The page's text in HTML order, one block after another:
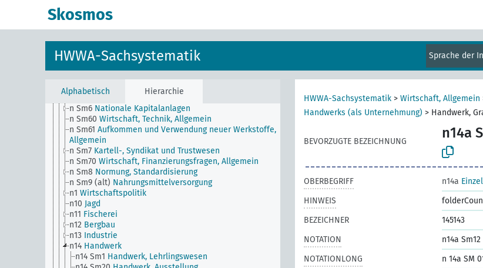
Skosmos
HWWA-Sachsystematik Sprache der
Alphabetisch Hierarchie
n Sm51 Verteilung der Zahlungstermine
n Sm54 Konjunkturbeobachtung, Allgemein
Public Utilities (der Öffentlichkeit
n Sm56 Gefangenenarbeit, Zwangsarbeit
n Sm59
n Sm6 Nationale Kapitalanlagen
n Sm60 Wirtschaft, Technik, Allgemein
n Sm61 Aufkommen und Verwendung neuer Werkstoffe,
Allgemein
n Sm7 Kartell-, Syndikat und Trustwesen
n Sm70 Wirtschaft, Finanzierungsfragen, Allgemein
n Sm8 Normung, Standardisierung
n Sm9 (alt) Nahrungsmittelversorgung
n1 Wirtschaftspolitik
n10 Jagd
n11 Fischerei
n12 Bergbau
n13 Industrie
n14 Handwerk
n14 Sm1 Handwerk, Lehrlingswesen
HWWA-Sachsystematik > Wirtschaft, Allgemein
Handwerks (als Unternehmung) > Handwerk,
BEVORZUGTE BEZEICHNUNG
n14a
OBERBEGRIFF n14a
HINWEIS
BEZEICHNER
145143
NOTATION
n14a Sm12
NOTATIONLONG
n 14a SM